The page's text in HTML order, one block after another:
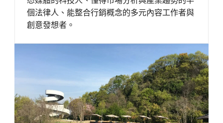
個法律人、能整合行銷概念的多元內容工作者與
創意發想者。